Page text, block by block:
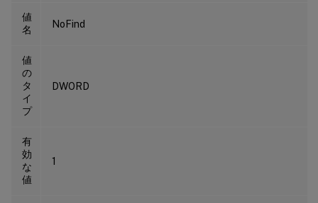
値
名
NoFind
値
の
タ
イ
プ
DWORD
有
効
な
値
1